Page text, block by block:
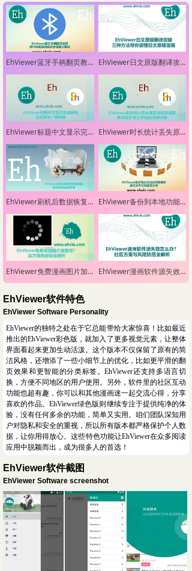
EhViewer软件截图
EhViewer Software screenshot
EhViewer蓝牙手柄翻页教程-教你用遥控器实现无线翻页自由 EhViewer日文原版翻译攻略-三种方法帮你读懂日文原版漫画
EhViewer标题中文显示完全解析-日文英文一键转换 EhViewer时长统计丢失原因与恢复指南-教你保护来之不易的阅读记录
EhViewer刷机后数据恢复教程-备份与找回全攻略 EhViewer备份到本地功能深度解析-备份文件切勿随意分享
EhViewer免费漫画图片加载慢？官方排查教程全解析 EhViewer漫画软件源失效怎么办？社区方案与风险防范全解析
EhViewer的独特之处在于它总能带给大家惊喜！比如最近
推出的EhViewer彩色版，就加入了更多视觉元素，让整体
界面看起来更加生动活泼。这个版本不仅保留了原有的简
洁风格，还增添了一些小细节上的优化，比如更平滑的翻
页效果和更智能的分类标签。EhViewer还支持多语言切
换，方便不同地区的用户使用。另外，软件里的社区互动
功能也超有趣，你可以和其他漫画迷一起交流心得，分享
喜欢的作品。EhViewer绿色版则继续专注于提供纯净的体
验，没有任何多余的功能，简单又实用。咱们团队深知用
户对隐私和安全的重视，所以所有版本都严格保护个人数
据，让你用得放心。这些特色功能让EhViewer在众多阅读
应用中脱颖而出，成为很多人的首选！
EhViewer软件特色
EhViewer Software Personality